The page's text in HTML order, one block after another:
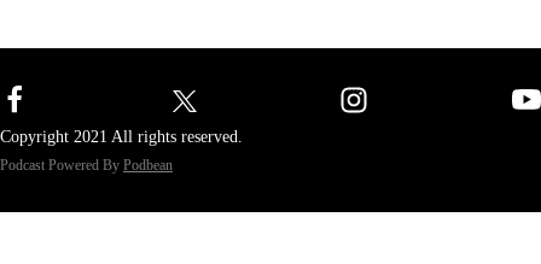
Copyright 2021 All rights reserved.
Podcast Powered By Podbean